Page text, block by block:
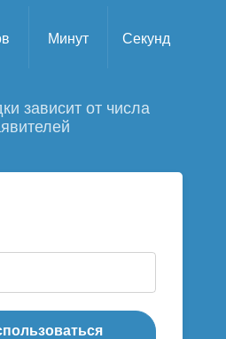
Минут Секунд
зависит от числа